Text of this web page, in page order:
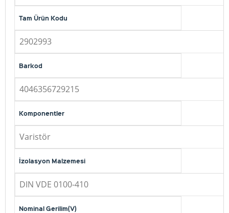
Tam Ürün Kodu
2902993
Barkod
4046356729215
Komponentler
Varistör
İzolasyon Malzemesi
DIN VDE 0100-410
Nominal Gerilim(V)